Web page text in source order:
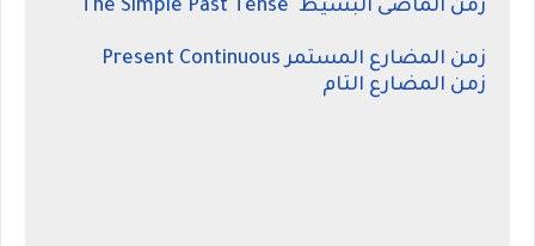
زمن الماضى البسيط The Simple Past Tense
زمن المضارع المستمر Present Continuous
زمن المضارع التام